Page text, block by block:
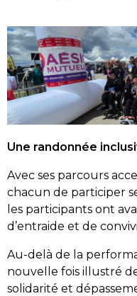
Une randonnée
Avec ses parcours
chacun de participer
les participants ont
d’entraide et de
Au-delà de la
nouvelle fois illustré
solidarité et